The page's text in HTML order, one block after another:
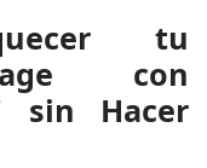
tu
con
sin Hacer